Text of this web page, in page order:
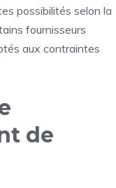
possibilités selon la
fournisseurs
aux contraintes
de